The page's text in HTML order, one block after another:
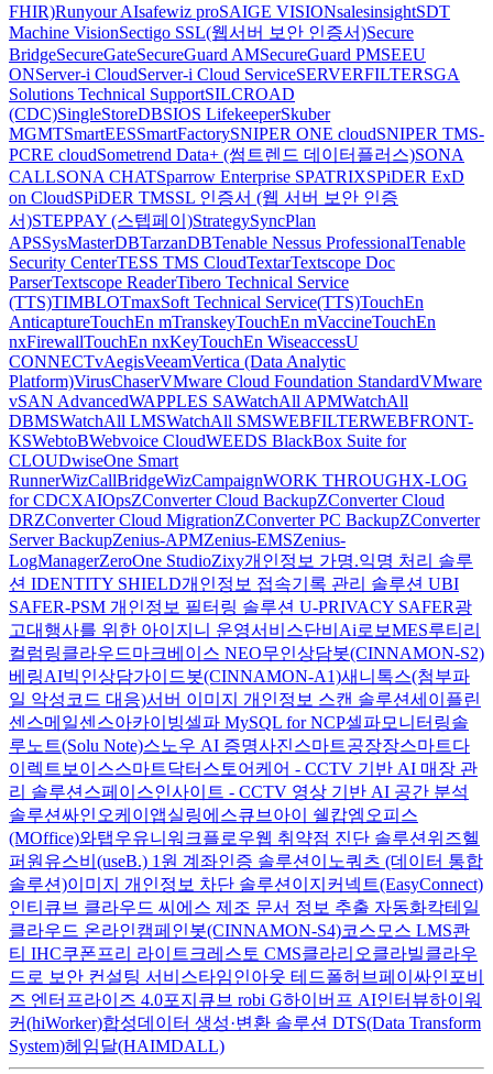
FHIR)Runyour AIsafewiz proSAIGE VISIONsalesinsightSDT
Machine VisionSectigo SSL(웹서버 보안 인증서)Secure
BridgeSecureGateSecureGuard AMSecureGuard PMSEEU
ONServer-i CloudServer-i Cloud ServiceSERVERFILTERSGA
Solutions Technical SupportSILCROAD
(CDC)SingleStoreDBSIOS LifekeeperSkuber
MGMTSmartEESSmartFactorySNIPER ONE cloudSNIPER TMS-
PCRE cloudSometrend Data+ (썸트렌드 데이터플러스)SONA
CALLSONA CHATSparrow Enterprise SPATRIXSPiDER ExD
on CloudSPiDER TMSSL 인증서 (웹 서버 보안 인증
서)STEPPAY (스텝페이)StrategySyncPlan
APSSysMasterDBTarzanDBTenable Nessus ProfessionalTenable
Security CenterTESS TMS CloudTextarTextscope Doc
ParserTextscope ReaderTibero Technical Service
(TTS)TIMBLOTmaxSoft Technical Service(TTS)TouchEn
AnticaptureTouchEn mTranskeyTouchEn mVaccineTouchEn
nxFirewallTouchEn nxKeyTouchEn WiseaccessU
CONNECTvAegisVeeamVertica (Data Analytic
Platform)VirusChaserVMware Cloud Foundation StandardVMware
vSAN AdvancedWAPPLES SAWatchAll APMWatchAll
DBMSWatchAll LMSWatchAll SMSWEBFILTERWEBFRONT-
KSWebtoBWebvoice CloudWEEDS BlackBox Suite for
CLOUDwiseOne Smart
RunnerWizCallBridgeWizCampaignWORK THROUGHX-LOG
for CDCXAIOpsZConverter Cloud BackupZConverter Cloud
DRZConverter Cloud MigrationZConverter PC BackupZConverter
Server BackupZenius-APMZenius-EMSZenius-
LogManagerZeroOne StudioZixy개인정보 가명.익명 처리 솔루
션 IDENTITY SHIELD개인정보 접속기록 관리 솔루션 UBI
SAFER-PSM 개인정보 필터링 솔루션 U-PRIVACY SAFER광
고대행사를 위한 아이지니 운영서비스단비Ai로보MES루티 리
컬럼링클라우드마크베이스 NEO무인상담봇(CINNAMON-S2)
베링AI빅인상담가이드봇(CINNAMON-A1)새니톡스(첨부파
일 악성코드 대응)서버 이미지 개인정보 스캔 솔루션세이플린
센스메일센스아카이빙셀파 MySQL for NCP셀파모니터링솔
루노트(Solu Note)스노우 AI 증명사진스마트공장장스마트다
이렉트보이스스마트닥터 스토어케어 - CCTV 기반 AI 매장 관
리 솔루션 스페이스인사이트 - CCTV 영상 기반 AI 공간 분석
솔루션싸인오케이 앱실링에스큐브아이 쉘캅엠오피스
(MOffice)와탭우유니 워크플로우웹 취약점 진단 솔루션 위즈헬
퍼원 유스비(useB.) 1원 계좌인증 솔루션 이노쿼츠 (데이터 통합
솔루션)이미지 개인정보 차단 솔루션 이지커넥트(EasyConnect)
인티큐브 클라우드 씨에스 제조 문서 정보 추출 자동화칵테일
클라우드 온라인캠페인봇(CINNAMON-S4)코스모스 LMS콴
티 IHC쿠폰프리 라이트 크레스토 CMS클라리오클라빌클라우
드로 보안 컨설팅 서비스타임인아웃 테드폴허브페이싸인 포비
즈 엔터프라이즈 4.0포지큐브 robi G하이버프 AI인터뷰하이워
커(hiWorker)합성데이터 생성·변환 솔루션 DTS(Data Transform
System)헤임달(HAIMDALL)